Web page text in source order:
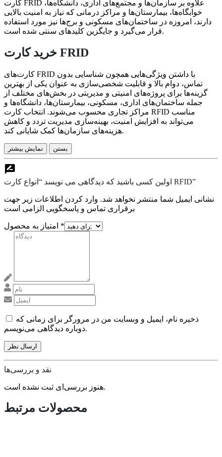
کارت FRID علاوه بر سازمان‌ها و مجتمع‌های اداری، دانشگاه‌ها،
خوابگاه‌ها، بیمارستان‌ها و مراکز درمانی که نیاز به امنیت بالایی
دارند، امروزه در ساختمان‌های مسکونی و برج‌ها نیز مورد استفاده
قرار می‌گیرد و جایگزین کلیدهای سنتی شده است.
خرید کارت FRID
کارت‌های FRID با داشتن ویژگی‌هایی همچون شناسایی بدون
تماس، دوام بالا و قابلیت شخصی‌سازی به عنوان یکی از بهترین
گزینه‌ها برای پروژه‌های امنیتی و مدیریتی در بخش‌های مختلف از
جمله ساختمان‌های اداری، مسکونی، بیمارستان‌ها، دانشگاه‌ها و
مراکز تجاری محسوب می‌شوند. انتخاب کارت RFID مناسب
می‌تواند به افزایش امنیت، بهینه‌سازی مدیریت تردد و کاهش
هزینه‌های سازمان‌ها کمک شایانی کند.
نمایش بیشتر بستن
اولین کسی باشید که دیدگاهی می نویسد “انواع کارت RFID”
نشانی ایمیل شما منتشر نخواهد شد. وارد کردن اطلاعات زیر جهت
برقراری تماس و پاسخگویی الزامی است
*
ذخیره نام، ایمیل و وبسایت من در مرورگر برای زمانی که
دوباره دیدگاهی می‌نویسم.
نقد و بررسی‌ها
هنوز بررسی‌ای ثبت نشده است.
محصولات مرتبط